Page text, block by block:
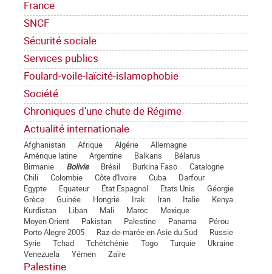
France
SNCF
Sécurité sociale
Services publics
Foulard-voile-laïcité-islamophobie
Société
Chroniques d'une chute de Régime
Actualité internationale
Afghanistan Afrique Algérie
Allemagne
Amérique latine
Argentine Balkans
Bélarus
Birmanie
Bolivie Brésil Burkina Faso
Catalogne
Chili
Colombie Côte d'Ivoire Cuba
Darfour
Egypte
Equateur État Espagnol Etats Unis
Géorgie
Grèce
Guinée Hongrie Irak Iran Italie
Kenya
Kurdistan
Liban Mali Maroc
Mexique
Moyen Orient
Pakistan Palestine Panama
Pérou
Porto Alegre 2005
Raz-de-marée en Asie du Sud
Russie
Syrie
Tchad Tchétchénie Togo Turquie
Ukraine
Venezuela
Yémen Zaïre
Palestine